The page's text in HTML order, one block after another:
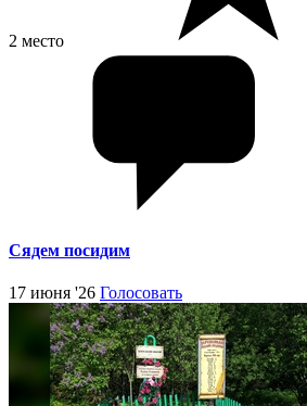
2 место
Сядем посидим
17 июня '26 Голосовать